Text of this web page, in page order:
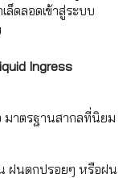
ดลอดเข้าสู่ระบบ
Ingress
มาตรฐานสากลที่นิยม
ฝนตกปรอยๆ หรือฝน